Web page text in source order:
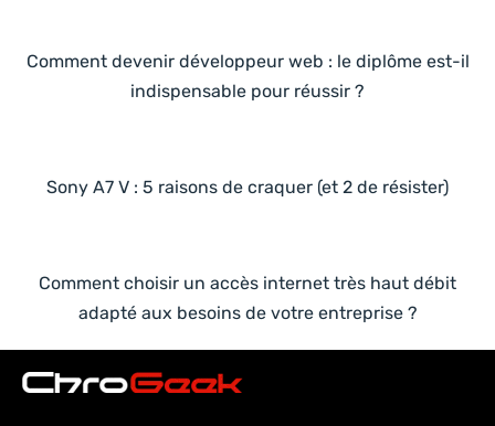
Comment devenir développeur web : le diplôme est-il
indispensable pour réussir ?
Sony A7 V : 5 raisons de craquer (et 2 de résister)
Comment choisir un accès internet très haut débit
adapté aux besoins de votre entreprise ?